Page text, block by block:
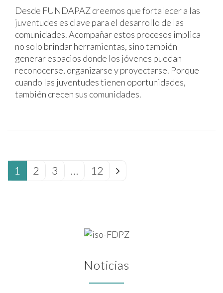
Desde FUNDAPAZ creemos que fortalecer a las
juventudes es clave para el desarrollo de las
comunidades. Acompañar estos procesos implica
no solo brindar herramientas, sino también
generar espacios donde los jóvenes puedan
reconocerse, organizarse y proyectarse. Porque
cuando las juventudes tienen oportunidades,
también crecen sus comunidades.
1 2 3 … 12
Noticias